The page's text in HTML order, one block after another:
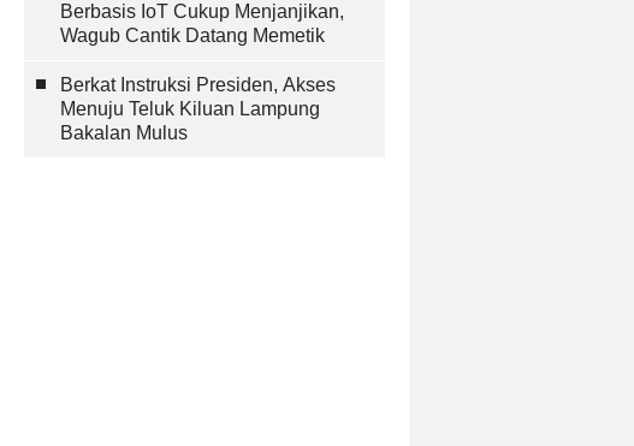
Berbasis IoT Cukup Menjanjikan,
Wagub Cantik Datang Memetik
Berkat Instruksi Presiden, Akses
Menuju Teluk Kiluan Lampung
Bakalan Mulus